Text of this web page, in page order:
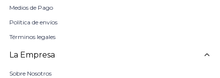
Medios de Pago
Política de envíos
Términos legales
La Empresa
Sobre Nosotros